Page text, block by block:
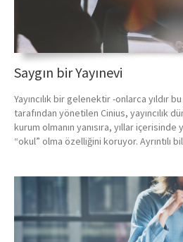
Saygın bir Yayınevi
Yayıncılık bir gelenektir -onlarca yıldır
tarafından yönetilen Cinius, yayıncılık
kurum olmanın yanısıra, yıllar içerisinde
“okul” olma özelliğini koruyor. Ayrıntılı